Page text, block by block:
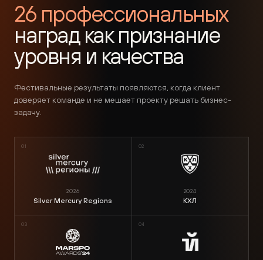
26 профессиональных
наград как признание
уровня и качества
Фестивальные результаты появляются, когда клиент
доверяет команде и не мешает проекту решать бизнес-
задачу.
01
2026
Silver Mercury Regions
02
2024
КХЛ
03 04